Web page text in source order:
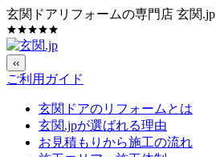
玄関ドアリフォームの専門店 玄関.jp
‹‹
ご利用ガイド
玄関ドアのリフォームとは
玄関.jpが選ばれる理由
お見積もりから施工の流れ